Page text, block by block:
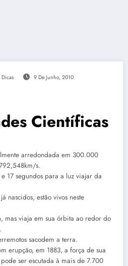
9 De Junho, 2010
Científicas
arredondada em 300.000
s.
17 segundos para a luz viajar da
nascidos, estão vivos neste
viaja em sua órbita ao redor do
sacodem a terra.
erupção, em 1883, a força de sua
ser escutada à mais de 7.700